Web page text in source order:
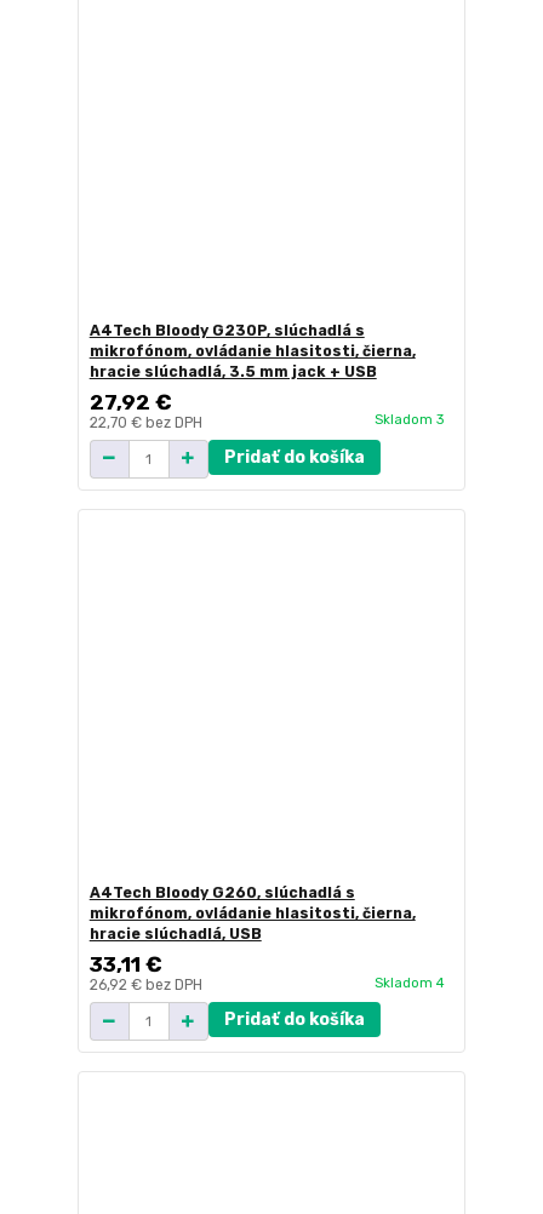
A4Tech Bloody G230P, slúchadlá s
mikrofónom, ovládanie hlasitosti, čierna,
hracie slúchadlá, 3.5 mm jack + USB
27,92 €
22,70 € bez DPH Skladom 3
Pridať do košíka
A4Tech Bloody G260, slúchadlá s
mikrofónom, ovládanie hlasitosti, čierna,
hracie slúchadlá, USB
33,11 €
26,92 € bez DPH Skladom 4
Pridať do košíka